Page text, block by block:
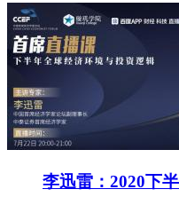
李迅雷：2020下